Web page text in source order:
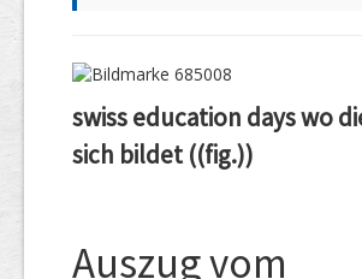
swiss education days wo
sich bildet ((fig.))
Auszug vom